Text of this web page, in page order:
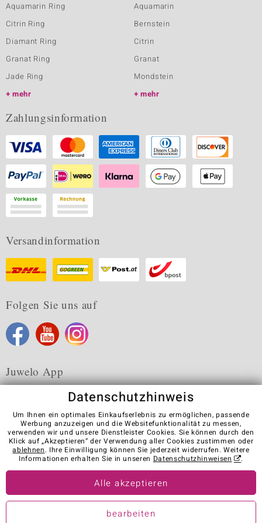
Aquamarin Ring
Citrin Ring
Diamant Ring
Granat Ring
Jade Ring
mehr
Aquamarin
Bernstein
Citrin
Granat
Mondstein
mehr
Zahlungsinformation
Versandinformation
Folgen Sie uns auf
Juwelo App
Karriere AGB Datenschutz Cookies
Impressum
Kontakt
Vertrag widerrufen
Visit our stores in other countries:
© Juwelo Deutschland GmbH (ein Tochterunternehmen der elumeo
SE)
Datenschutzhinweis
Um Ihnen ein optimales Einkaufserlebnis zu ermöglichen, passende
Werbung anzuzeigen und die Websitefunktionalität zu messen,
verwenden wir und unsere Dienstleister Cookies. Sie können durch den
Klick auf „Akzeptieren“ der Verwendung aller Cookies zustimmen oder
ablehnen. Ihre Einwilligung können Sie jederzeit widerrufen. Weitere
Informationen erhalten Sie in unseren Datenschutzhinweisen .
Alle akzeptieren
bearbeiten